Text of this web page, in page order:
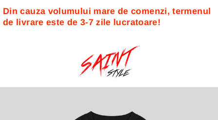
Din cauza volumului mare de comenzi, termenul
de livrare este de 3-7 zile lucratoare!